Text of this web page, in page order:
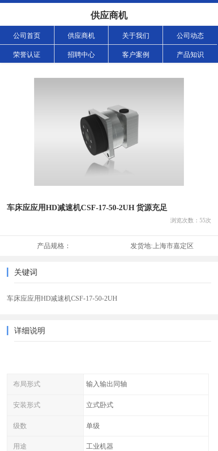
供应商机
公司首页 供应商机 关于我们 公司动态
荣誉认证 招聘中心 客户案例 产品知识
车床应应用HD减速机CSF-17-50-2UH 货源充足
浏览次数： 55次
产品规格： 发货地: 上海市嘉定区
关键词
车床应应用HD减速机CSF-17-50-2UH
详细说明
布局形式 输入输出同轴
安装形式 立式卧式
级数 单级
用途 工业机器